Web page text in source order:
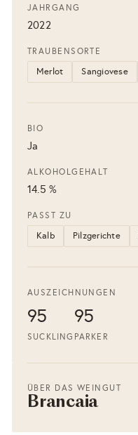
JAHRGANG
2022
TRAUBENSORTE
Merlot Sangiovese
BIO
Ja
ALKOHOLGEHALT
14.5 %
PASST ZU
Kalb Pilzgerichte
AUSZEICHNUNGEN
95
SUCKLING
95
PARKER
ÜBER DAS WEINGUT
Brancaia